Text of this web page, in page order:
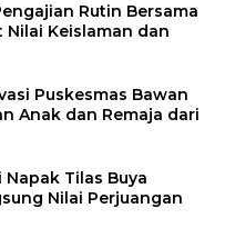
Rutin Bersama
Nilai Keislaman dan
Puskesmas Bawan
Anak dan Remaja dari
Tilas Buya
Nilai Perjuangan